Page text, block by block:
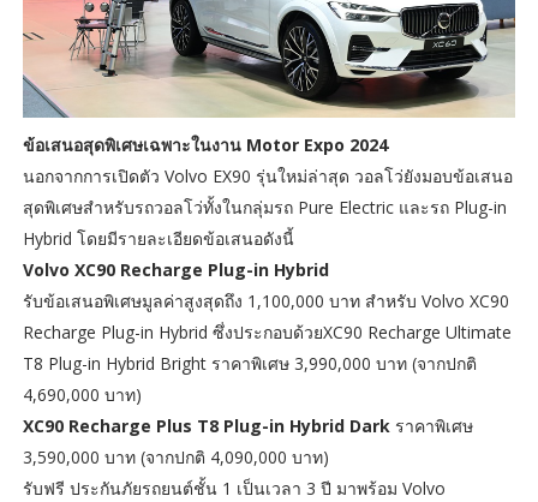
ข้อเสนอสุดพิเศษเฉพาะในงาน Motor Expo 2024
นอกจากการเปิดตัว Volvo EX90 รุ่นใหม่ล่าสุด วอลโว่ยังมอบข้อเสนอ
สุดพิเศษสำหรับรถวอลโว่ทั้งในกลุ่มรถ Pure Electric และรถ Plug-in
Hybrid โดยมีรายละเอียดข้อเสนอดังนี้
Volvo XC90 Recharge Plug-in Hybrid
รับข้อเสนอพิเศษมูลค่าสูงสุดถึง 1,100,000 บาท สำหรับ Volvo XC90
Recharge Plug-in Hybrid ซึ่งประกอบด้วยXC90 Recharge Ultimate
T8 Plug-in Hybrid Bright ราคาพิเศษ 3,990,000 บาท (จากปกติ
4,690,000 บาท)
XC90 Recharge Plus T8 Plug-in Hybrid Dark ราคาพิเศษ
3,590,000 บาท (จากปกติ 4,090,000 บาท)
รับฟรี ประกันภัยรถยนต์ชั้น 1 เป็นเวลา 3 ปี มาพร้อม Volvo